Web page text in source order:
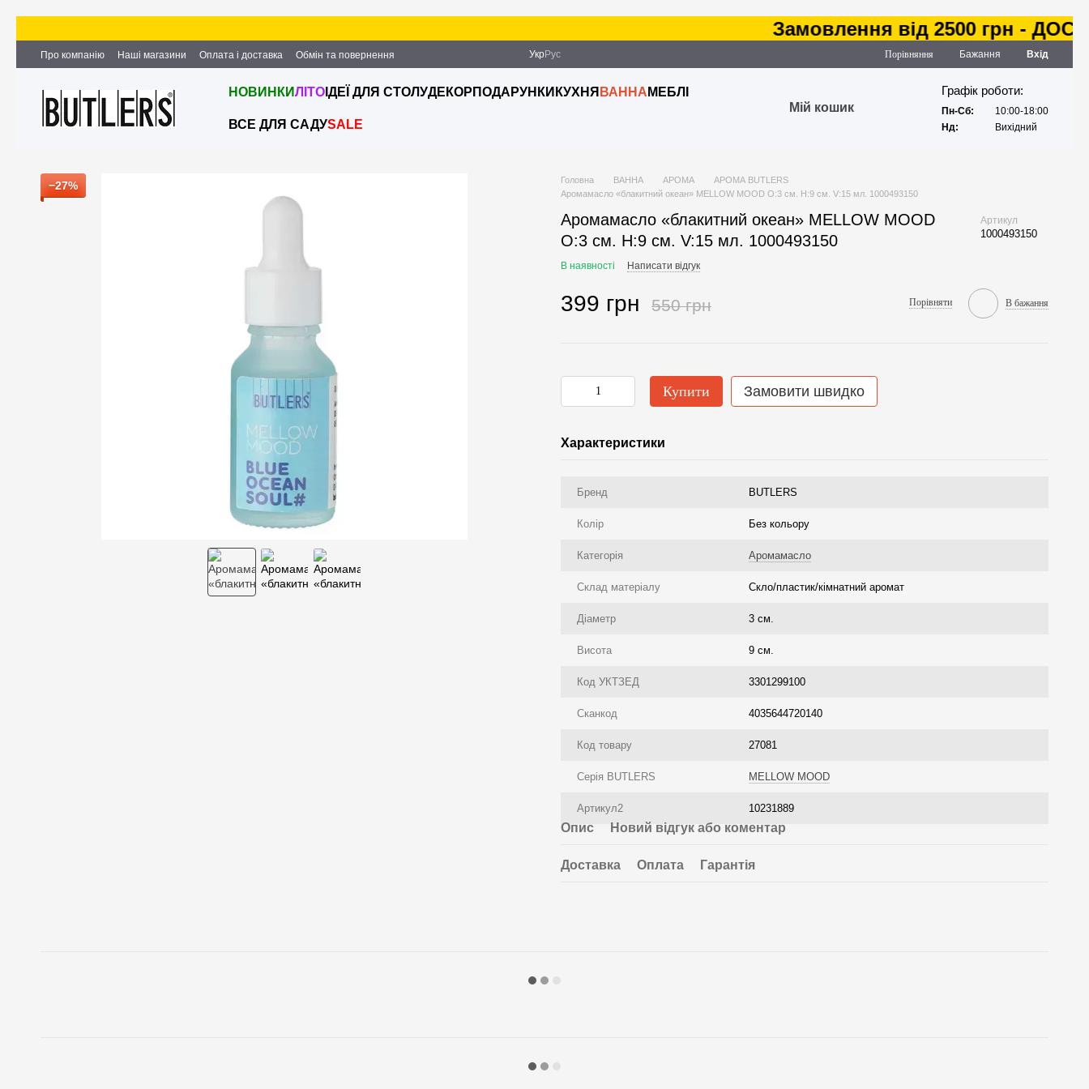
Замовлення від 2500 грн -
Про компанію Наші магазини Оплата і доставка
Обмін та повернення
Партнерство та співпраця
Вакансії Контактна інформація
Укр Рус Порівняння Бажання Вхід
НОВИНКИЛІТО ІДЕЇ ДЛЯ СТОЛУДЕКОР ПОДАРУНКИ КУХНЯ ВАННА МЕБЛІ
ВСЕ ДЛЯ САДУSALE
Мій кошик
Графік роботи:
Пн-Сб:
10:00-18:00
Нд:
Вихідний
−27% Головна ВАННА АРОМА
АРОМА BUTLERS
Аромамасло «блакитний океан» MELLOW MOOD O:3 см. H:9 см. V:15 мл. 1000493150
Аромамасло «блакитний океан» MELLOW MOOD
O:3 см. H:9 см. V:15 мл. 1000493150
Артикул
1000493150
В наявності Написати відгук
399 грн 550 грн Порівняти В бажання
Купити Замовити швидко
Характеристики
Бренд BUTLERS
Колір Без кольору
Категорія Аромамасло
Склад матеріалу Скло/пластик/кімнатний аромат
Діаметр 3 см.
Висота 9 см.
Код УКТЗЕД 3301299100
Сканкод 4035644720140
Код товару 27081
Серія BUTLERS MELLOW MOOD
Артикул2 10231889
Опис Новий відгук або коментар
Доставка Оплата Гарантія